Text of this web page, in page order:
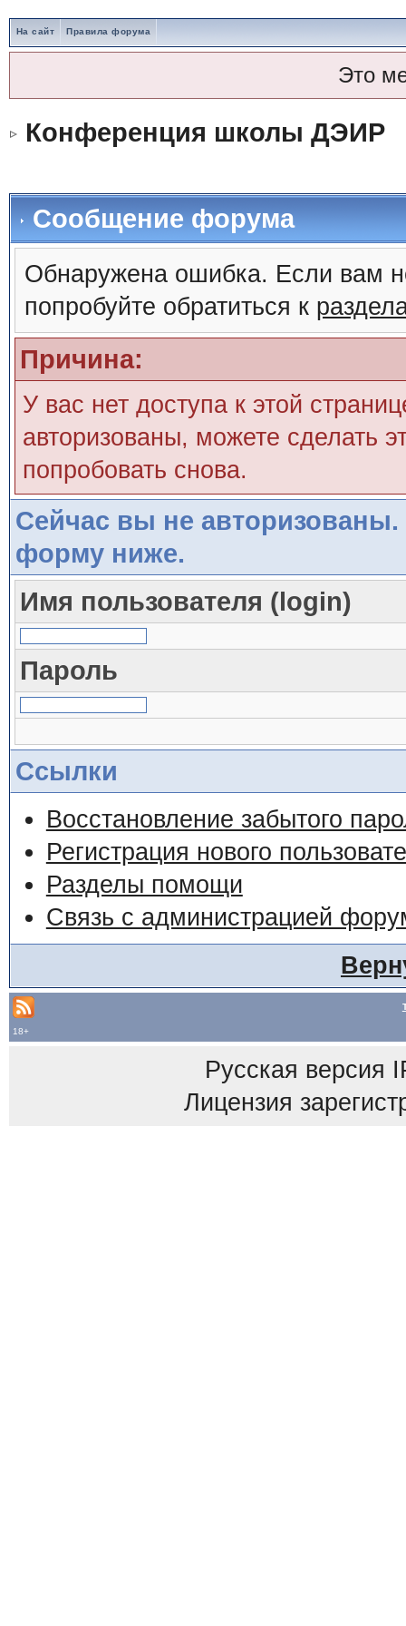
На сайт Правила форума
Это
Конференция школы ДЭИР
Сообщение форума
Обнаружена ошибка. Если вам
попробуйте обратиться к
Причина:
У вас нет доступа к этой
авторизованы, можете сделать
попробовать снова.
Сейчас вы не авторизованы.
форму ниже.
Имя пользователя (login)
Пароль
Ссылки
Восстановление забытого
Регистрация нового
Разделы помощи
Связь с администрацией
18+
Русская версия
Лицензия